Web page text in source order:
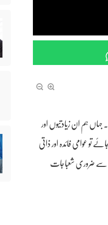
ہم ان زیادتیوں اور
تو عوامی فائدہ اور ذاتی
سب سے ضروری شعباجات